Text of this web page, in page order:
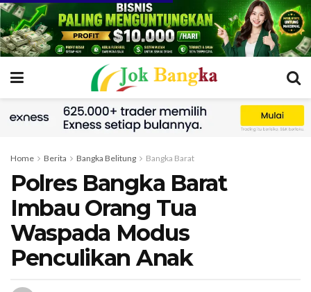
Home Berita Bangka Belitung Bangka Barat
Polres Bangka Barat
Imbau Orang Tua
Waspada Modus
Penculikan Anak